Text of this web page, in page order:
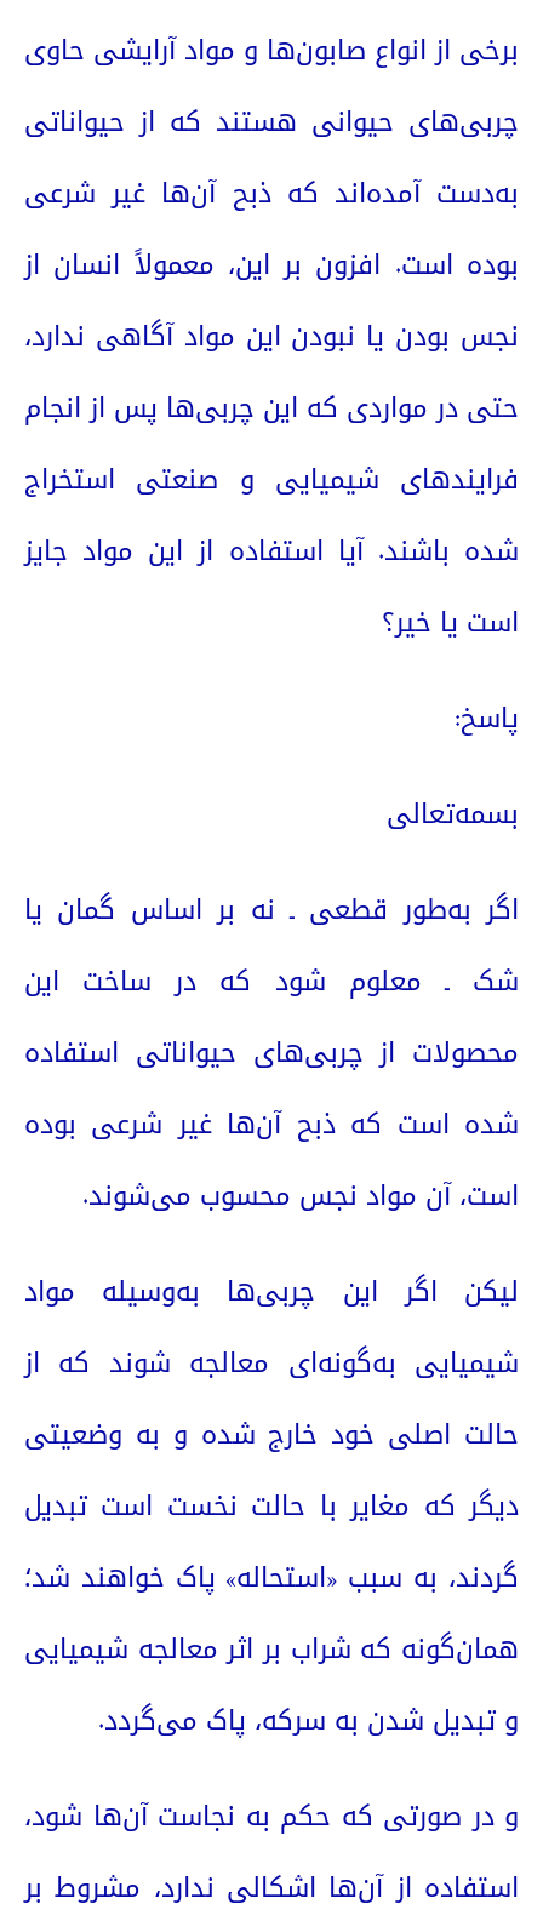
برخی از انواع صابون‌ها و مواد آرایشی حاوی
چربی‌های حیوانی هستند که از حیواناتی
به‌دست آمده‌اند که ذبح آن‌ها غیر شرعی
بوده است. افزون بر این، معمولاً انسان از
نجس بودن یا نبودن این مواد آگاهی ندارد،
حتی در مواردی که این چربی‌ها پس از انجام
فرایندهای شیمیایی و صنعتی استخراج
شده باشند. آیا استفاده از این مواد جایز
است یا خیر؟
پاسخ:
بسمه‌تعالی
اگر به‌طور قطعی ـ نه بر اساس گمان یا
شک ـ معلوم شود که در ساخت این
محصولات از چربی‌های حیواناتی استفاده
شده است که ذبح آن‌ها غیر شرعی بوده
است، آن مواد نجس محسوب می‌شوند.
لیکن اگر این چربی‌ها به‌وسیله مواد
شیمیایی به‌گونه‌ای معالجه شوند که از
حالت اصلی خود خارج شده و به وضعیتی
دیگر که مغایر با حالت نخست است تبدیل
گردند، به سبب «استحاله» پاک خواهند شد؛
همان‌گونه که شراب بر اثر معالجه شیمیایی
و تبدیل شدن به سرکه، پاک می‌گردد.
و در صورتی که حکم به نجاست آن‌ها شود،
استفاده از آن‌ها اشکالی ندارد، مشروط بر